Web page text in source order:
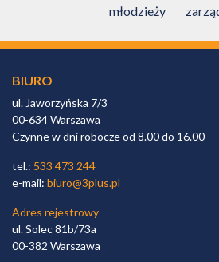
młodzieży
BIURO
ul. Jaworzyńska 7/3
00-634 Warszawa
Czynne w dni robocze od 8.00 do 16.00
tel.: 533 473 244
e-mail: biuro@3plus.pl
Adres rejestrowy
ul. Solec 81b/73a
00-382 Warszawa